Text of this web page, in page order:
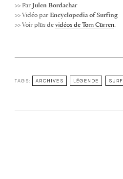
>> Par
Julen Bordachar
>> Vidéo par Encyclopedia of Surfing
>> Voir plus de vidéos de Tom Curren.
TAGS: ARCHIVES LÉGENDE SURF